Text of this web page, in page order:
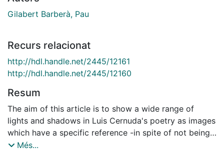
Gilabert Barberà, Pau
Recurs relacionat
http://hdl.handle.net/2445/12161
http://hdl.handle.net/2445/12160
Resum
The aim of this article is to show a wide range of
lights and shadows in Luis Cernuda's poetry as images
which have a specific reference -in spite of not being
mentioned-, that is, the Platonic image of the cave. It
Més...